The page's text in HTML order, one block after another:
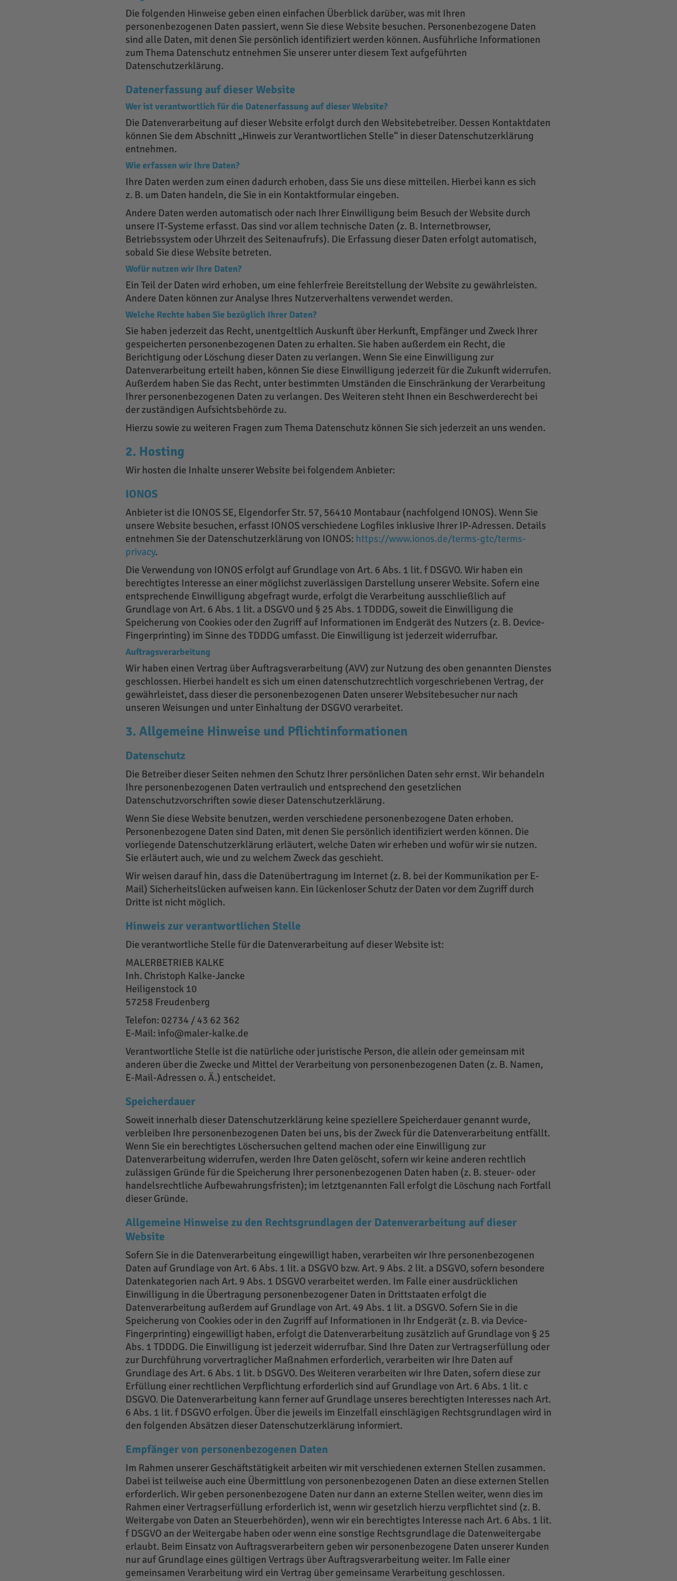
Die folgenden Hinweise geben einen einfachen Überblick darüber, was mit Ihren
personenbezogenen Daten passiert, wenn Sie diese Website besuchen. Personenbezogene Daten
sind alle Daten, mit denen Sie persönlich identifiziert werden können. Ausführliche Informationen
zum Thema Datenschutz entnehmen Sie unserer unter diesem Text aufgeführten
Datenschutzerklärung.
Datenerfassung auf dieser Website
Wer ist verantwortlich für die Datenerfassung auf dieser Website?
Die Datenverarbeitung auf dieser Website erfolgt durch den Websitebetreiber. Dessen Kontaktdaten
können Sie dem Abschnitt „Hinweis zur Verantwortlichen Stelle“ in dieser Datenschutzerklärung
entnehmen.
Wie erfassen wir Ihre Daten?
Ihre Daten werden zum einen dadurch erhoben, dass Sie uns diese mitteilen. Hierbei kann es sich
z. B. um Daten handeln, die Sie in ein Kontaktformular eingeben.
Andere Daten werden automatisch oder nach Ihrer Einwilligung beim Besuch der Website durch
unsere IT-Systeme erfasst. Das sind vor allem technische Daten (z. B. Internetbrowser,
Betriebssystem oder Uhrzeit des Seitenaufrufs). Die Erfassung dieser Daten erfolgt automatisch,
sobald Sie diese Website betreten.
Wofür nutzen wir Ihre Daten?
Ein Teil der Daten wird erhoben, um eine fehlerfreie Bereitstellung der Website zu gewährleisten.
Andere Daten können zur Analyse Ihres Nutzerverhaltens verwendet werden.
Welche Rechte haben Sie bezüglich Ihrer Daten?
Sie haben jederzeit das Recht, unentgeltlich Auskunft über Herkunft, Empfänger und Zweck Ihrer
gespeicherten personenbezogenen Daten zu erhalten. Sie haben außerdem ein Recht, die
Berichtigung oder Löschung dieser Daten zu verlangen. Wenn Sie eine Einwilligung zur
Datenverarbeitung erteilt haben, können Sie diese Einwilligung jederzeit für die Zukunft widerrufen.
Außerdem haben Sie das Recht, unter bestimmten Umständen die Einschränkung der Verarbeitung
Ihrer personenbezogenen Daten zu verlangen. Des Weiteren steht Ihnen ein Beschwerderecht bei
der zuständigen Aufsichtsbehörde zu.
Hierzu sowie zu weiteren Fragen zum Thema Datenschutz können Sie sich jederzeit an uns wenden.
2. Hosting
Wir hosten die Inhalte unserer Website bei folgendem Anbieter:
IONOS
Anbieter ist die IONOS SE, Elgendorfer Str. 57, 56410 Montabaur (nachfolgend IONOS). Wenn Sie
unsere Website besuchen, erfasst IONOS verschiedene Logfiles inklusive Ihrer IP-Adressen. Details
entnehmen Sie der Datenschutzerklärung von IONOS: https://www.ionos.de/terms-gtc/terms-
privacy.
Die Verwendung von IONOS erfolgt auf Grundlage von Art. 6 Abs. 1 lit. f DSGVO. Wir haben ein
berechtigtes Interesse an einer möglichst zuverlässigen Darstellung unserer Website. Sofern eine
entsprechende Einwilligung abgefragt wurde, erfolgt die Verarbeitung ausschließlich auf
Grundlage von Art. 6 Abs. 1 lit. a DSGVO und § 25 Abs. 1 TDDDG, soweit die Einwilligung die
Speicherung von Cookies oder den Zugriff auf Informationen im Endgerät des Nutzers (z. B. Device-
Fingerprinting) im Sinne des TDDDG umfasst. Die Einwilligung ist jederzeit widerrufbar.
Auftragsverarbeitung
Wir haben einen Vertrag über Auftragsverarbeitung (AVV) zur Nutzung des oben genannten Dienstes
geschlossen. Hierbei handelt es sich um einen datenschutzrechtlich vorgeschriebenen Vertrag, der
gewährleistet, dass dieser die personenbezogenen Daten unserer Websitebesucher nur nach
unseren Weisungen und unter Einhaltung der DSGVO verarbeitet.
3. Allgemeine Hinweise und Pflicht­informationen
Datenschutz
Die Betreiber dieser Seiten nehmen den Schutz Ihrer persönlichen Daten sehr ernst. Wir behandeln
Ihre personenbezogenen Daten vertraulich und entsprechend den gesetzlichen
Datenschutzvorschriften sowie dieser Datenschutzerklärung.
Wenn Sie diese Website benutzen, werden verschiedene personenbezogene Daten erhoben.
Personenbezogene Daten sind Daten, mit denen Sie persönlich identifiziert werden können. Die
vorliegende Datenschutzerklärung erläutert, welche Daten wir erheben und wofür wir sie nutzen.
Sie erläutert auch, wie und zu welchem Zweck das geschieht.
Wir weisen darauf hin, dass die Datenübertragung im Internet (z. B. bei der Kommunikation per E-
Mail) Sicherheitslücken aufweisen kann. Ein lückenloser Schutz der Daten vor dem Zugriff durch
Dritte ist nicht möglich.
Hinweis zur verantwortlichen Stelle
Die verantwortliche Stelle für die Datenverarbeitung auf dieser Website ist:
MALERBETRIEB KALKE
Inh. Christoph Kalke-Jancke
Heiligenstock 10
57258 Freudenberg
Telefon: 02734 / 43 62 362
E-Mail: info@maler-kalke.de
Verantwortliche Stelle ist die natürliche oder juristische Person, die allein oder gemeinsam mit
anderen über die Zwecke und Mittel der Verarbeitung von personenbezogenen Daten (z. B. Namen,
E-Mail-Adressen o. Ä.) entscheidet.
Speicherdauer
Soweit innerhalb dieser Datenschutzerklärung keine speziellere Speicherdauer genannt wurde,
verbleiben Ihre personenbezogenen Daten bei uns, bis der Zweck für die Datenverarbeitung entfällt.
Wenn Sie ein berechtigtes Löschersuchen geltend machen oder eine Einwilligung zur
Datenverarbeitung widerrufen, werden Ihre Daten gelöscht, sofern wir keine anderen rechtlich
zulässigen Gründe für die Speicherung Ihrer personenbezogenen Daten haben (z. B. steuer- oder
handelsrechtliche Aufbewahrungsfristen); im letztgenannten Fall erfolgt die Löschung nach Fortfall
dieser Gründe.
Allgemeine Hinweise zu den Rechtsgrundlagen der Datenverarbeitung auf dieser
Website
Sofern Sie in die Datenverarbeitung eingewilligt haben, verarbeiten wir Ihre personenbezogenen
Daten auf Grundlage von Art. 6 Abs. 1 lit. a DSGVO bzw. Art. 9 Abs. 2 lit. a DSGVO, sofern besondere
Datenkategorien nach Art. 9 Abs. 1 DSGVO verarbeitet werden. Im Falle einer ausdrücklichen
Einwilligung in die Übertragung personenbezogener Daten in Drittstaaten erfolgt die
Datenverarbeitung außerdem auf Grundlage von Art. 49 Abs. 1 lit. a DSGVO. Sofern Sie in die
Speicherung von Cookies oder in den Zugriff auf Informationen in Ihr Endgerät (z. B. via Device-
Fingerprinting) eingewilligt haben, erfolgt die Datenverarbeitung zusätzlich auf Grundlage von § 25
Abs. 1 TDDDG. Die Einwilligung ist jederzeit widerrufbar. Sind Ihre Daten zur Vertragserfüllung oder
zur Durchführung vorvertraglicher Maßnahmen erforderlich, verarbeiten wir Ihre Daten auf
Grundlage des Art. 6 Abs. 1 lit. b DSGVO. Des Weiteren verarbeiten wir Ihre Daten, sofern diese zur
Erfüllung einer rechtlichen Verpflichtung erforderlich sind auf Grundlage von Art. 6 Abs. 1 lit. c
DSGVO. Die Datenverarbeitung kann ferner auf Grundlage unseres berechtigten Interesses nach Art.
6 Abs. 1 lit. f DSGVO erfolgen. Über die jeweils im Einzelfall einschlägigen Rechtsgrundlagen wird in
den folgenden Absätzen dieser Datenschutzerklärung informiert.
Empfänger von personenbezogenen Daten
Im Rahmen unserer Geschäftstätigkeit arbeiten wir mit verschiedenen externen Stellen zusammen.
Dabei ist teilweise auch eine Übermittlung von personenbezogenen Daten an diese externen Stellen
erforderlich. Wir geben personenbezogene Daten nur dann an externe Stellen weiter, wenn dies im
Rahmen einer Vertragserfüllung erforderlich ist, wenn wir gesetzlich hierzu verpflichtet sind (z. B.
Weitergabe von Daten an Steuerbehörden), wenn wir ein berechtigtes Interesse nach Art. 6 Abs. 1 lit.
f DSGVO an der Weitergabe haben oder wenn eine sonstige Rechtsgrundlage die Datenweitergabe
erlaubt. Beim Einsatz von Auftragsverarbeitern geben wir personenbezogene Daten unserer Kunden
nur auf Grundlage eines gültigen Vertrags über Auftragsverarbeitung weiter. Im Falle einer
gemeinsamen Verarbeitung wird ein Vertrag über gemeinsame Verarbeitung geschlossen.